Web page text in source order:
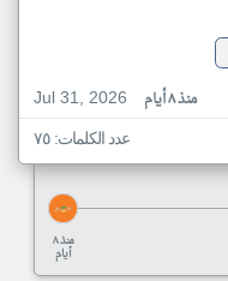
Jul 31, 2026
منذ ٨ أيام
عدد الكلمات: ٧٥
منذ ٨
أيام